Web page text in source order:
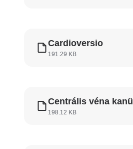
Cardioversio
191.29 KB
Centrális véna kanül
198.12 KB